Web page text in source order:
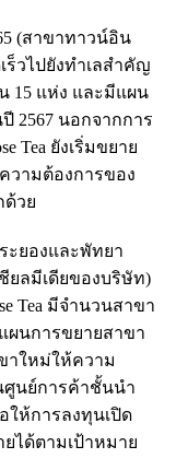
(สาขาทาวน์อิน
ร็วไปยังทําเลสําคัญ
15 แห่ง และมีแผน
2567 นอกจากการ
Tea ยังเริ่มขยาย
วามต้องการของ
ด้วย
ะยองและพัทยา
ยลมีเดียของบริษัท)
Tea มีจํานวนสาขา
ผนการขยายสาขา
าใหม่ให้ความ
นย์การค้าชั้นนํา
ให้การลงทุนเปิด
ได้ตามเป้าหมาย